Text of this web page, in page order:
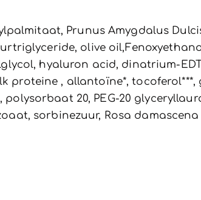
Prunus Amygdalus
olive
hyaluron acid, dinatrium-
, allantoïne*, tocoferol***,
20, PEG-20
sorbinezuur, Rosa damascena